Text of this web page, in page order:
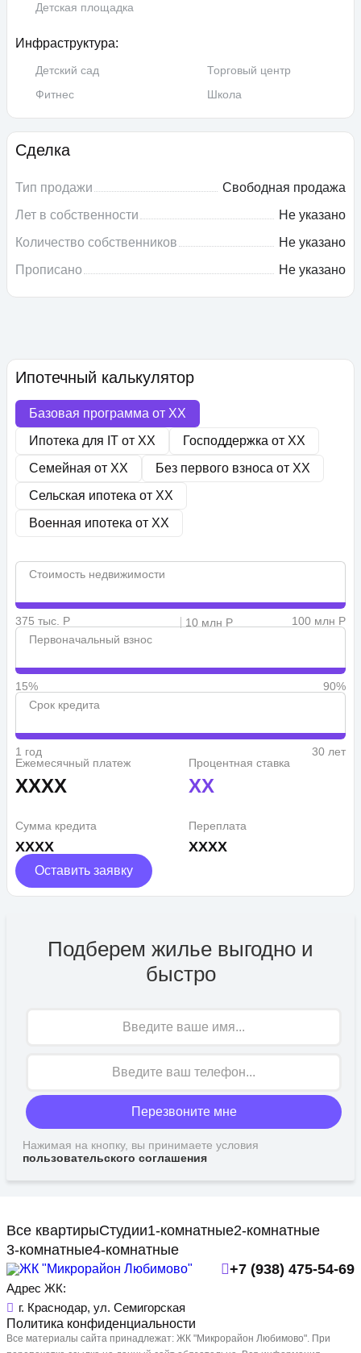
Детская площадка
Инфраструктура:
Детский сад
Торговый центр
Фитнес
Школа
Сделка
Тип продажи
Свободная продажа
Лет в собственности
Не указано
Количество собственников
Не указано
Прописано
Не указано
Ипотечный калькулятор
Базовая программа от XX
Ипотека для IT от XX Господдержка от XX
Семейная от XX Без первого взноса от XX
Сельская ипотека от XX
Военная ипотека от XX
Стоимость недвижимости
375 тыс. Р 10 млн Р
100 млн Р
Первоначальный взнос
15%
90%
Срок кредита
1 год
30 лет
Ежемесячный платеж
XXXX
Процентная ставка
XX
Сумма кредита
XXXX
Переплата
XXXX
Оставить заявку
Подберем жилье выгодно и
быстро
Перезвоните мне
Нажимая на кнопку, вы принимаете условия
пользовательского соглашения
Все квартирыСтудии1-комнатные2-комнатные
3-комнатные4-комнатные
Адрес ЖК:
г. Краснодар, ул. Семигорская
+7 (938) 475-54-69
Политика конфиденциальности
Все материалы сайта принадлежат: ЖК "Микрорайон Любимово". При